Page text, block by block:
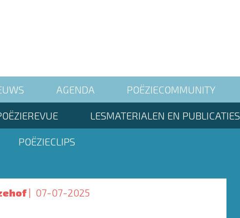
AGENDA POËZIECOMMUNITY
LESMATERIALEN EN PUBLICATIES
POËZIECLIPS
07-07-2025